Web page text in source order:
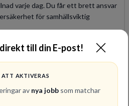
till din E-post!
AKTIVERAS
av nya jobb som matchar
varje dag. Du får ett brett ansvar
för samhällsviktig